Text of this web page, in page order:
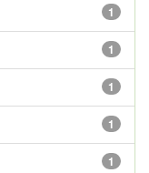
1
1
1
1
1